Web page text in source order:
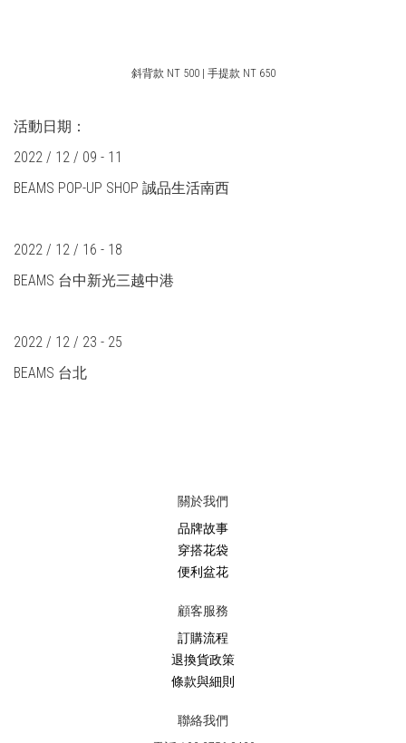
斜背款 NT 500 | 手提款 NT 650
活動日期：
2022 / 12 / 09 - 11
BEAMS POP-UP SHOP 誠品生活南西
2022 / 12 / 16 - 18
BEAMS 台中新光三越中港
2022 / 12 / 23 - 25
BEAMS 台北
關於我們
品牌故事
穿搭花袋
便利盆花
顧客服務
訂購流程
退換貨政策
條款與細則
聯絡我們